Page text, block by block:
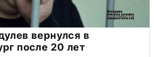
вернулся в
после 20 лет